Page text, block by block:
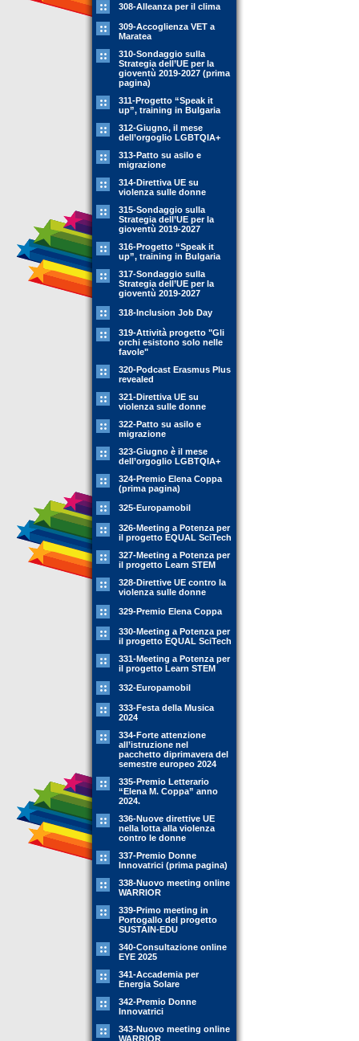
308-Alleanza per il clima
309-Accoglienza VET a
Maratea
310-Sondaggio sulla
Strategia dell’UE per la
gioventù 2019-2027 (prima
pagina)
311-Progetto “Speak it
up”, training in Bulgaria
312-Giugno, il mese
dell’orgoglio LGBTQIA+
313-Patto su asilo e
migrazione
314-Direttiva UE su
violenza sulle donne
315-Sondaggio sulla
Strategia dell’UE per la
gioventù 2019-2027
316-Progetto “Speak it
up”, training in Bulgaria
317-Sondaggio sulla
Strategia dell’UE per la
gioventù 2019-2027
318-Inclusion Job Day
319-Attività progetto "Gli
orchi esistono solo nelle
favole"
320-Podcast Erasmus Plus
revealed
321-Direttiva UE su
violenza sulle donne
322-Patto su asilo e
migrazione
323-Giugno è il mese
dell’orgoglio LGBTQIA+
324-Premio Elena Coppa
(prima pagina)
325-Europamobil
326-Meeting a Potenza per
il progetto EQUAL SciTech
327-Meeting a Potenza per
il progetto Learn STEM
328-Direttive UE contro la
violenza sulle donne
329-Premio Elena Coppa
330-Meeting a Potenza per
il progetto EQUAL SciTech
331-Meeting a Potenza per
il progetto Learn STEM
332-Europamobil
333-Festa della Musica
2024
334-Forte attenzione
all’istruzione nel
pacchetto diprimavera del
semestre europeo 2024
335-Premio Letterario
“Elena M. Coppa” anno
2024.
336-Nuove direttive UE
nella lotta alla violenza
contro le donne
337-Premio Donne
Innovatrici (prima pagina)
338-Nuovo meeting online
WARRIOR
339-Primo meeting in
Portogallo del progetto
SUSTAIN-EDU
340-Consultazione online
EYE 2025
341-Accademia per
Energia Solare
342-Premio Donne
Innovatrici
343-Nuovo meeting online
WARRIOR